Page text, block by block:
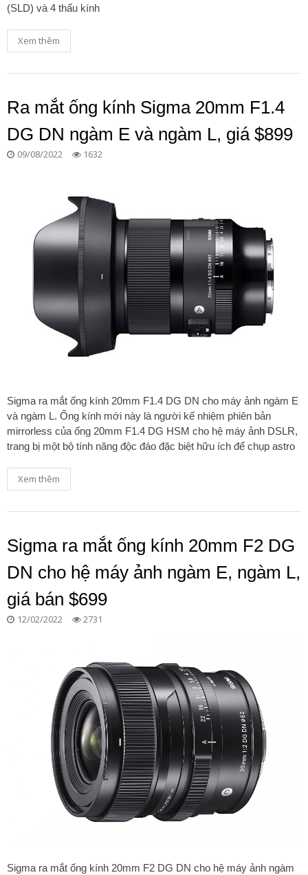
(SLD) và 4 thấu kính
Xem thêm
Ra mắt ống kính Sigma 20mm F1.4
DG DN ngàm E và ngàm L, giá $899
09/08/2022 1632
Sigma ra mắt ống kính 20mm F1.4 DG DN cho máy ảnh ngàm E
và ngàm L. Ống kính mới này là người kế nhiệm phiên bản
mirrorless của ống 20mm F1.4 DG HSM cho hệ máy ảnh DSLR,
trang bị một bộ tính năng độc đáo đặc biệt hữu ích để chụp astro
Xem thêm
Sigma ra mắt ống kính 20mm F2 DG
DN cho hệ máy ảnh ngàm E, ngàm L,
giá bán $699
12/02/2022 2731
Sigma ra mắt ống kính 20mm F2 DG DN cho hệ máy ảnh ngàm